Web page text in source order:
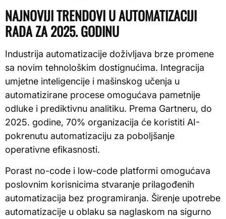
NAJNOVIJI TRENDOVI U AUTOMATIZACIJI
RADA ZA 2025. GODINU
Industrija automatizacije doživljava brze promene
sa novim tehnološkim dostignućima. Integracija
umjetne inteligencije i mašinskog učenja u
automatizirane procese omogućava pametnije
odluke i prediktivnu analitiku. Prema Gartneru, do
2025. godine, 70% organizacija će koristiti AI-
pokrenutu automatizaciju za poboljšanje
operativne efikasnosti.
Porast no-code i low-code platformi omogućava
poslovnim korisnicima stvaranje prilagođenih
automatizacija bez programiranja. Širenje upotrebe
automatizacije u oblaku sa naglaskom na sigurno